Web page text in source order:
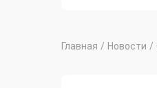
Главная / Новости /